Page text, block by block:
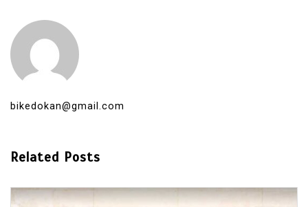
bikedokan@gmail.com
Related Posts